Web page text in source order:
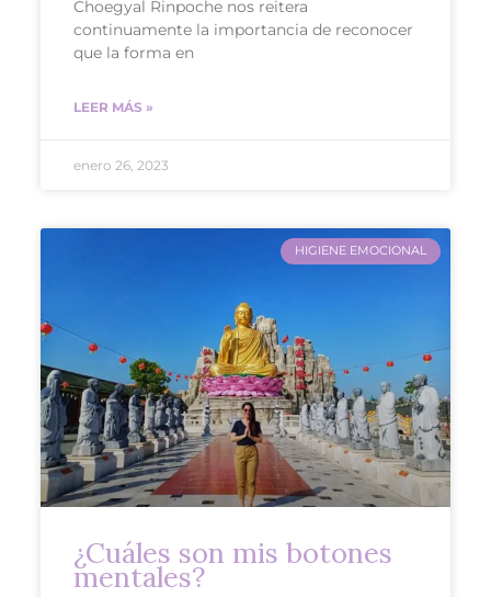
Choegyal Rinpoche nos reitera
continuamente la importancia de reconocer
que la forma en
LEER MÁS »
enero 26, 2023
HIGIENE EMOCIONAL
¿Cuáles son mis botones
mentales?